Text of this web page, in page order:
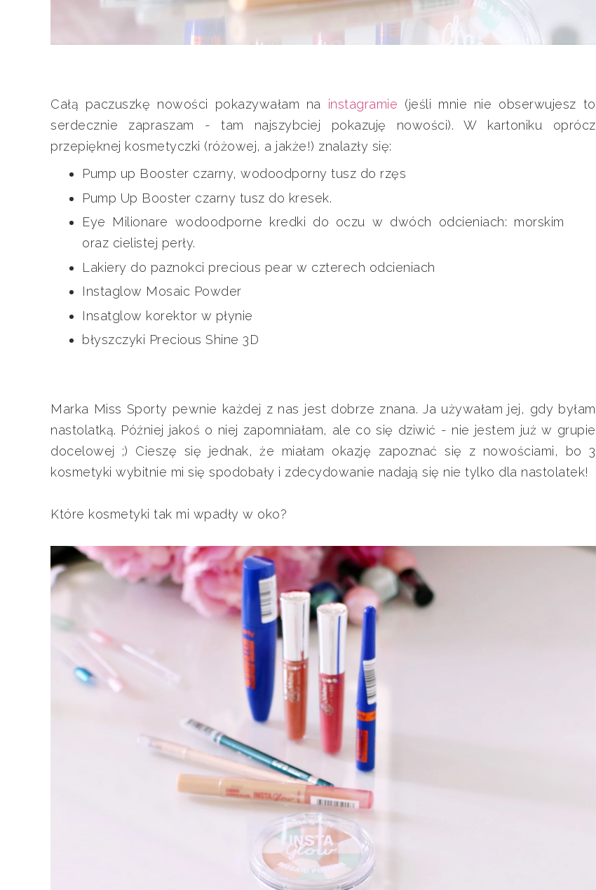
Całą paczuszkę nowości pokazywałam na instagramie (jeśli mnie nie obserwujesz to
serdecznie zapraszam - tam najszybciej pokazuję nowości). W kartoniku oprócz
przepięknej kosmetyczki (różowej, a jakże!) znalazły się:
Pump up Booster czarny, wodoodporny tusz do rzęs
Pump Up Booster czarny tusz do kresek.
Eye Milionare wodoodporne kredki do oczu w dwóch odcieniach: morskim
oraz cielistej perły.
Lakiery do paznokci precious pear w czterech odcieniach
Instaglow Mosaic Powder
Insatglow korektor w płynie
błyszczyki Precious Shine 3D
Marka Miss Sporty pewnie każdej z nas jest dobrze znana. Ja używałam jej, gdy byłam
nastolatką. Później jakoś o niej zapomniałam, ale co się dziwić - nie jestem już w grupie
docelowej ;) Cieszę się jednak, że miałam okazję zapoznać się z nowościami, bo 3
kosmetyki wybitnie mi się spodobały i zdecydowanie nadają się nie tylko dla nastolatek!
Które kosmetyki tak mi wpadły w oko?